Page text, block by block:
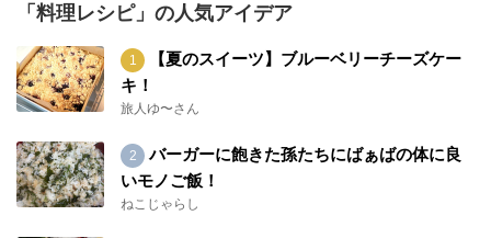
「料理レシピ」の人気アイデア
【夏のスイーツ】ブルーベリーチーズケー
キ！
旅人ゆ〜さん
バーガーに飽きた孫たちにばぁばの体に良
いモノご飯！
ねこじゃらし